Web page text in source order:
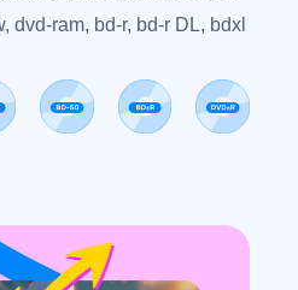
dvd-ram, bd-r, bd-r DL, bdxl